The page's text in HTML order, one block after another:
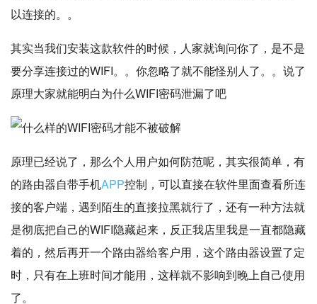
以连接的。。
其实当我们安装这款软件的时候，人家就询问你了，是不是
要分享连接过的WIFI。。你忽略了就不能怪别人了。。说了
原理大家就能明白为什么WIFI密码泄漏了吧
原理已经说了，那么个人用户如何防范呢，其实很简单，有
的路由器自带手机APP控制，可以直接在软件里面查看所连
接的客户端，遇到陌生的直接拉黑就行了，还有一种方法就
是彻底把自己的WIFI隐藏起来，反正我店里我是一直都隐藏
着的，然后再开一个路由器给客户用，这个路由器设置了定
时，只有在上班时间才能用，这样就不影响到晚上自己使用
了。